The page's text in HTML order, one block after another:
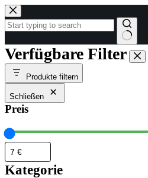
Zum
Inhalt
springen
Keine
Ergebnisse
Verfügbare Filter
Produkte filtern
Schließen
Preis
Kategorie